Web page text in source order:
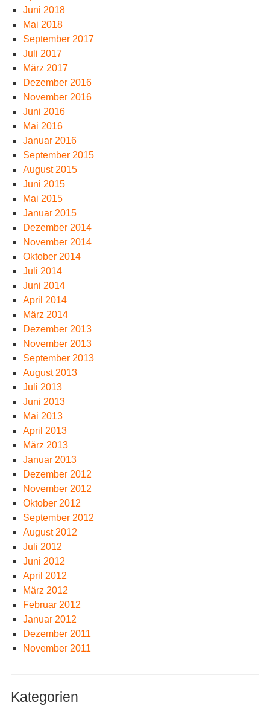
Juni 2018
Mai 2018
September 2017
Juli 2017
März 2017
Dezember 2016
November 2016
Juni 2016
Mai 2016
Januar 2016
September 2015
August 2015
Juni 2015
Mai 2015
Januar 2015
Dezember 2014
November 2014
Oktober 2014
Juli 2014
Juni 2014
April 2014
März 2014
Dezember 2013
November 2013
September 2013
August 2013
Juli 2013
Juni 2013
Mai 2013
April 2013
März 2013
Januar 2013
Dezember 2012
November 2012
Oktober 2012
September 2012
August 2012
Juli 2012
Juni 2012
April 2012
März 2012
Februar 2012
Januar 2012
Dezember 2011
November 2011
Kategorien